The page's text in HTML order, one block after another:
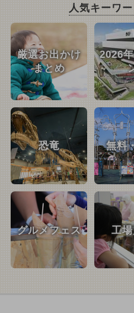
人気キーワ
厳選お出かけ
まとめ
2026
恐竜 無料
グルメフェス 工